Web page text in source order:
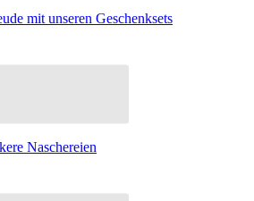
mit unseren Geschenksets
Naschereien